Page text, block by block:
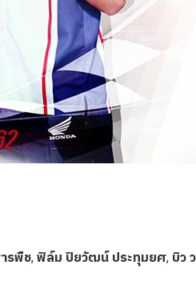
รพืช, ฟิล์ม ปิยวัฒน์ ประทุมยศ, บิว